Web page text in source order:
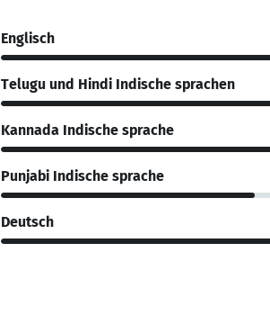
Englisch
Telugu und Hindi Indische sprachen
Kannada Indische sprache
Punjabi Indische sprache
Deutsch